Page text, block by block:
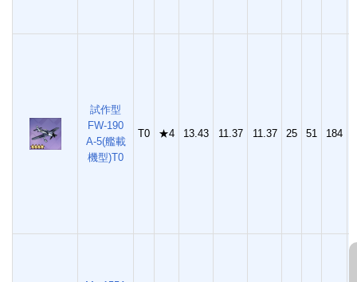
試作型
FW-190
A-5(艦載
機型)T0
T0 ★4 13.43 11.37 11.37 25 51 184